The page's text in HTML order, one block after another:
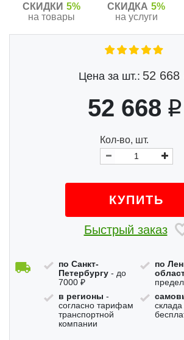
СКИДКИ 5%
на товары
СКИДКА 5%
на услуги
Цена за шт.: 52 668
52 668
Кол-во, шт.
КУПИТЬ
Быстрый заказ
по Санкт-
Петербургу - до
7000 ₽
по
в регионы -
согласно тарифам
транспортной
компании